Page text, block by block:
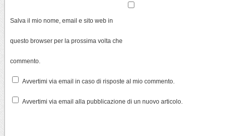
Salva il mio nome, email e sito web in
questo browser per la prossima volta che
commento.
Avvertimi via email in caso di risposte al mio commento.
Avvertimi via email alla pubblicazione di un nuovo articolo.